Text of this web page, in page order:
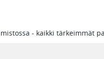
- kaikki tärkeimmät